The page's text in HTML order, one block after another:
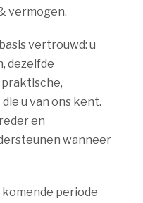
vermogen.
vertrouwd: u
dezelfde
u van ons kent.
en
wanneer
periode